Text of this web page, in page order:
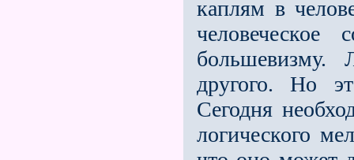
каплям в
большевизму.
другого. Но
Сегодня
логического